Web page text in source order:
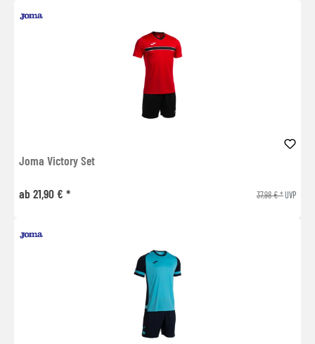
Joma Victory Set
ab 21,90 € * 37,98 € *UVP